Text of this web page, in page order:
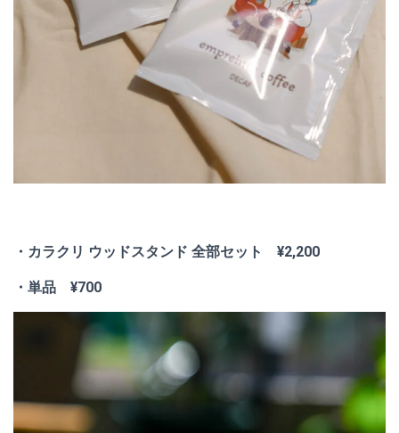
・カラクリ ウッドスタンド 全部セット ¥2,200
・単品 ¥700